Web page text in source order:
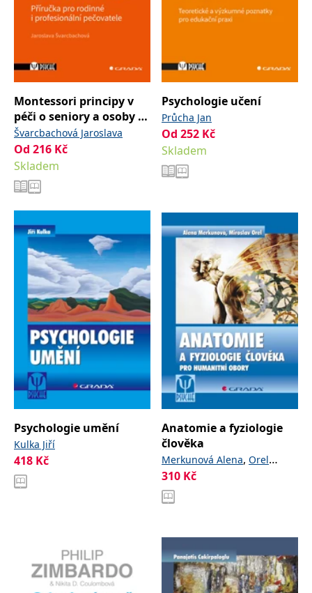
Montessori principy v
péči o seniory a osoby s
demencí
Švarcbachová Jaroslava
Od 216 Kč
Skladem
Psychologie učení
Průcha Jan
Od 252 Kč
Skladem
Psychologie umění
Kulka Jiří
418 Kč
Anatomie a fyziologie
člověka
Merkunová Alena, Orel
Miroslav
310 Kč